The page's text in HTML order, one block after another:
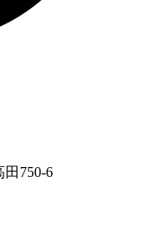
田750-6